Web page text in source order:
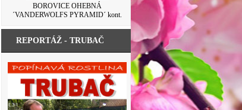
BOROVICE OHEBNÁ
´VANDERWOLFS PYRAMID´ kont.
REPORTÁŽ - TRUBAČ